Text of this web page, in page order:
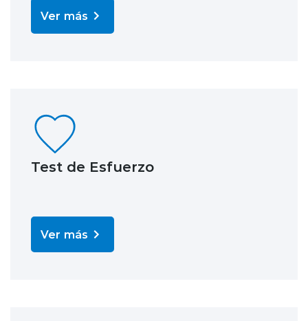
Ver más
Test de Esfuerzo
Ver más